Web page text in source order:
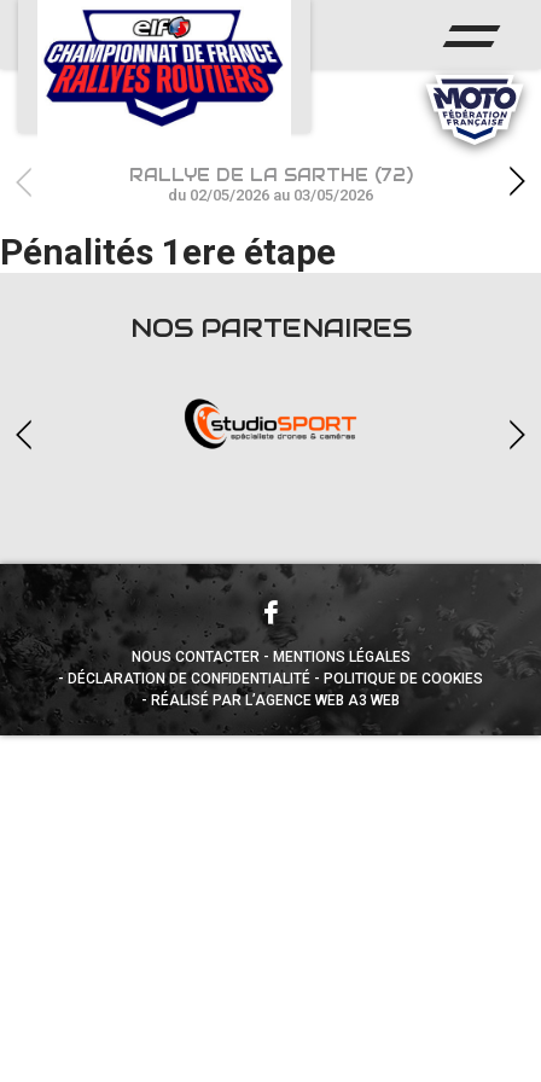
ACCUEIL
ACTUS
CALENDRIER
CHAMPIONNAT
RÉSULTATS
RALLYE DE LA SARTHE (72)
du 02/05/2026 au 03/05/2026
Pénalités 1ere étape
NOS PARTENAIRES
NOUS CONTACTER
MENTIONS LÉGALES
DÉCLARATION DE CONFIDENTIALITÉ
POLITIQUE DE COOKIES
RÉALISÉ PAR L’AGENCE WEB A3 WEB